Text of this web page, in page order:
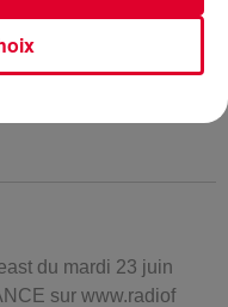
du mardi 23 juin
sur www.radiof